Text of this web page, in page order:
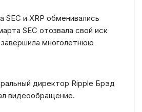
SEC и XRP обменивались
SEC отозвала свой иск
многолетнюю
директор Ripple Брэд
видеообращение.